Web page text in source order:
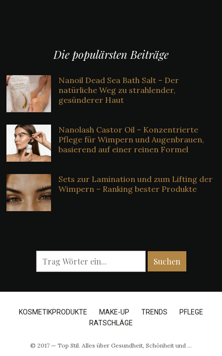
Die populärsten Beiträge
Nanoil Dead Sea Bath Salt – Der
natürliche Weg zu strahlender,
gesünderer Haut
Nanolash Castor Oil – Konzentrierte
Pflege für Wimpern und Augenbrauen,
basierend auf einer reinen Formel
Sets zur Lamination und zum Lifting der
Wimpern – Ranking bester Produkte
KOSMETIKPRODUKTE MAKE-UP TRENDS
PFLEGE
RATSCHLÄGE
© 2017 — Top Stil. Alles über Gesundheit, Schönheit und …